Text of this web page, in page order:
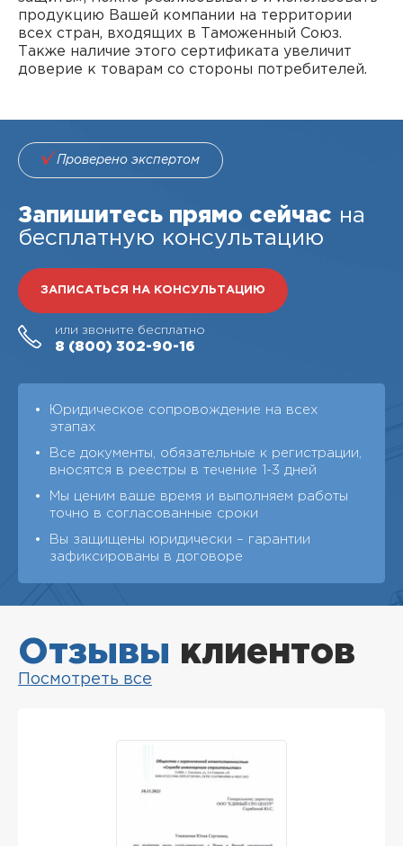
продукцию Вашей компании на территории
всех стран, входящих в Таможенный Союз.
Также наличие этого сертификата увеличит
доверие к товарам со стороны потребителей.
Проверено экспертом
Запишитесь прямо сейчас на
бесплатную консультацию
ЗАПИСАТЬСЯ НА КОНСУЛЬТАЦИЮ
или звоните бесплатно
8 (800) 302-90-16
Юридическое сопровождение на всех
этапах
Все документы, обязательные к регистрации,
вносятся в реестры в течение 1-3 дней
Мы ценим ваше время и выполняем работы
точно в согласованные сроки
Вы защищены юридически – гарантии
зафиксированы в договоре
Отзывы клиентов
Посмотреть все